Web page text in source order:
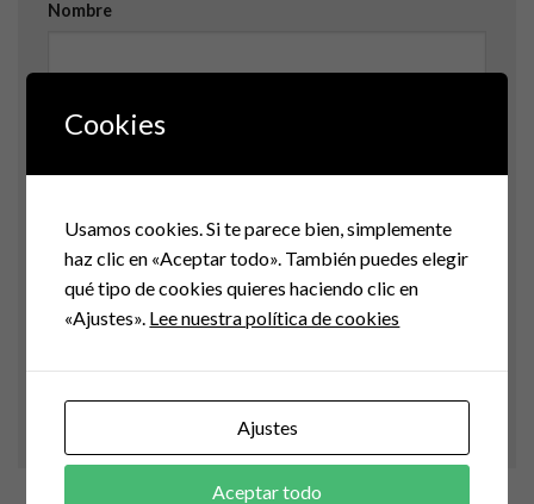
Nombre
Correo electrónico
Web
Cookies
Usamos cookies. Si te parece bien, simplemente
haz clic en «Aceptar todo». También puedes elegir
qué tipo de cookies quieres haciendo clic en
«Ajustes». Lee nuestra política de cookies
Ajustes
Aceptar todo